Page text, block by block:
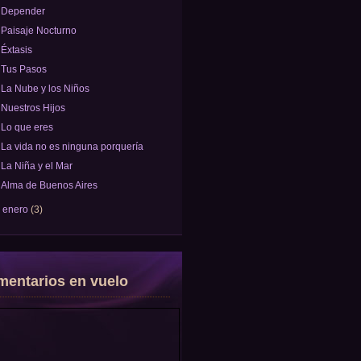
Depender
Paisaje Nocturno
Éxtasis
Tus Pasos
La Nube y los Niños
Nuestros Hijos
Lo que eres
La vida no es ninguna porquería
La Niña y el Mar
Alma de Buenos Aires
enero(3)
en vuelo